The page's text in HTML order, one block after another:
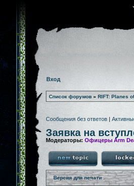
Вход
Список форумов » RIFT: Planes
Сообщения без ответов |
Заявка на
Модераторы: Офицеры Arm
Версия для печати